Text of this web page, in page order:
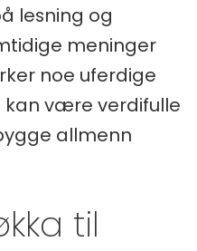
lesning og
meninger
noe uferdige
kan være verdifulle
allmenn
til